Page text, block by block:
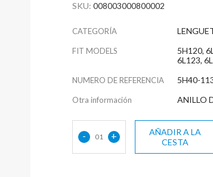
SKU: 008003000800002
CATEGORÍA
FIT MODELS
5H120,
6L123,
NUMERO DE REFERENCIA 5H40-
Otra información ANILLO
- 01 +
AÑADIR A LA
CESTA